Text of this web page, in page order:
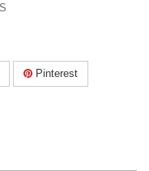
Pinterest